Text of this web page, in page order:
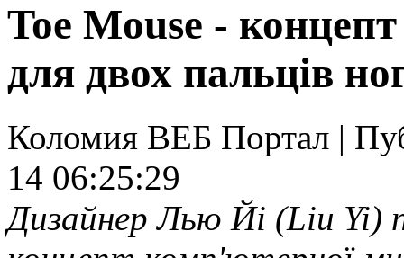
Toe Mouse -
для двох пальців
Коломия ВЕБ Портал |
14 06:25:29
Дизайнер Лью Йі (Liu Yi)